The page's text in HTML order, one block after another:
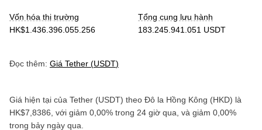
Vốn hóa thị trường
HK$1.436.396.055.256
Tổng cung lưu hành
183.245.941.051 USDT
Đọc thêm: Giá Tether (USDT)
Giá hiện tại của Tether (USDT) theo Đô la Hồng Kông (HKD) là
HK$7,8386 , với giảm 0,00% trong 24 giờ qua, và giảm 0,00%
trong bảy ngày qua.